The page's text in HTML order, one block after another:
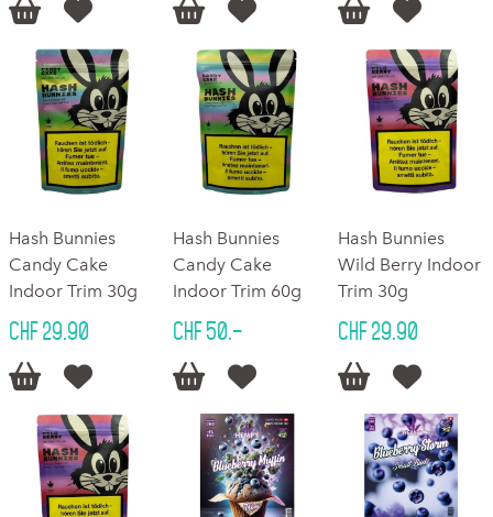
     
Hash Bunnies
Candy Cake
Indoor Trim 30g
CHF 29.90
 
Hash Bunnies
Candy Cake
Indoor Trim 60g
CHF 50.–
 
Hash Bunnies
Wild Berry Indoor
Trim 30g
CHF 29.90
 